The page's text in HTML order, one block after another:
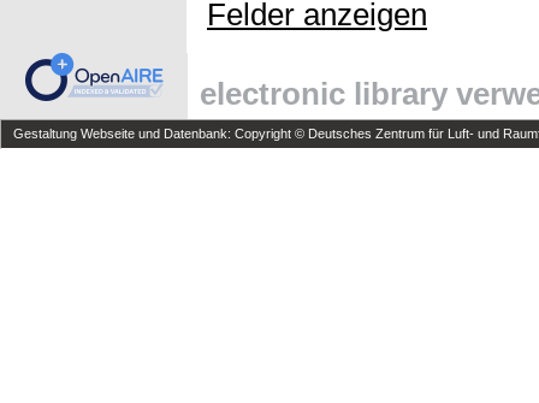
Felder anzeigen
electronic library
Gestaltung Webseite und Datenbank: Copyright © Deutsches Zentrum für Luft- und